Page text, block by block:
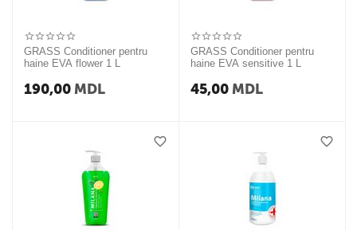
GRASS Conditioner pentru
haine EVA flower 1 L
190,00 MDL
GRASS Conditioner pentru
haine EVA sensitive 1 L
45,00 MDL